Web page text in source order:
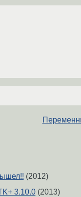
(2012)
3.10.0(2013)